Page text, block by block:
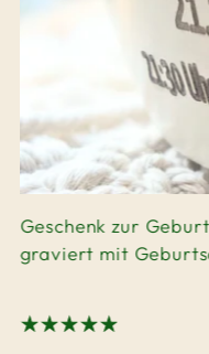
Geschenk zur
graviert mit